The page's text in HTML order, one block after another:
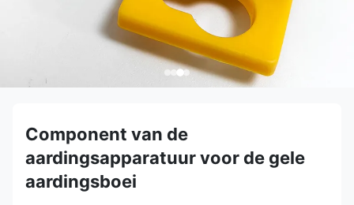
Component van de
aardingsapparatuur voor de gele
aardingsboei